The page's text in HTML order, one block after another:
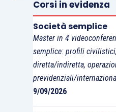
Se alla luce del
dovesse emergere
partecipazione
ricorrere alcriterio del
voti esprimibili in
fossero, ad esempio,
Corsi in evidenza
Società semplice
Master in 4
semplice: profili
diretta/indiretta,
previdenziali/
9/09/2026